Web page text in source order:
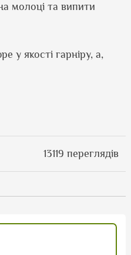
молоці та випити
у якості гарніру, а,
13119 переглядів